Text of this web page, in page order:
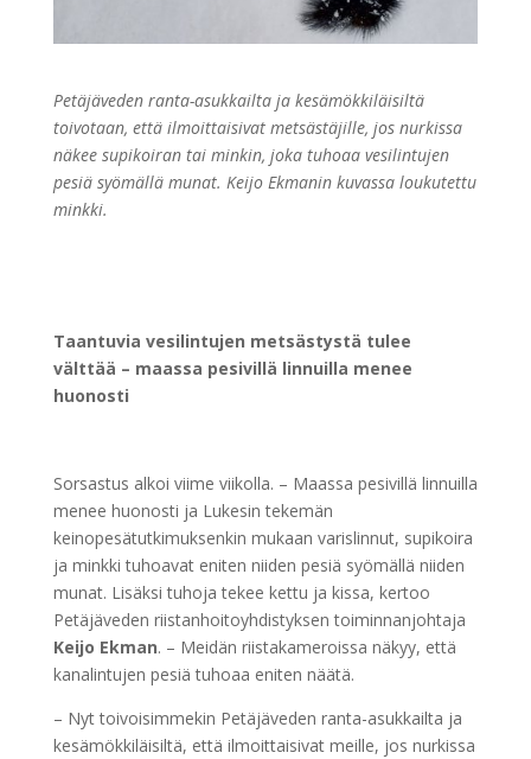
Petäjäveden ranta-asukkailta ja kesämökkiläisiltä
toivotaan, että ilmoittaisivat metsästäjille, jos nurkissa
näkee supikoiran tai minkin, joka tuhoaa vesilintujen
pesiä syömällä munat. Keijo Ekmanin kuvassa loukutettu
minkki.
Taantuvia vesilintujen metsästystä tulee
välttää – maassa pesivillä linnuilla menee
huonosti
Sorsastus alkoi viime viikolla. – Maassa pesivillä linnuilla
menee huonosti ja Lukesin tekemän
keinopesätutkimuksenkin mukaan varislinnut, supikoira
ja minkki tuhoavat eniten niiden pesiä syömällä niiden
munat. Lisäksi tuhoja tekee kettu ja kissa, kertoo
Petäjäveden riistanhoitoyhdistyksen toiminnanjohtaja
Keijo Ekman. – Meidän riistakameroissa näkyy, että
kanalintujen pesiä tuhoaa eniten näätä.
– Nyt toivoisimmekin Petäjäveden ranta-asukkailta ja
kesämökkiläisiltä, että ilmoittaisivat meille, jos nurkissa